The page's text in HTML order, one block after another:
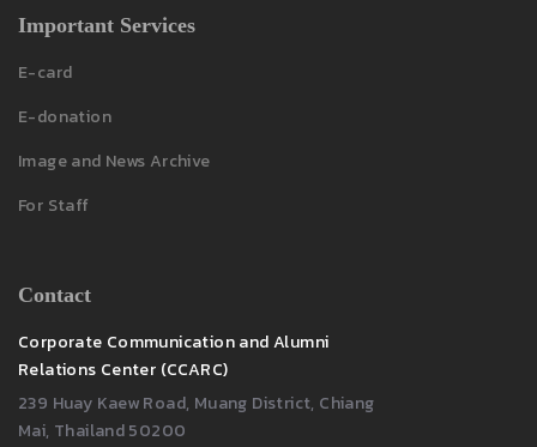
Important Services
E-card
E-donation
Image and News Archive
For Staff
Contact
Corporate Communication and Alumni
Relations Center (CCARC)
239 Huay Kaew Road, Muang District, Chiang
Mai, Thailand 50200